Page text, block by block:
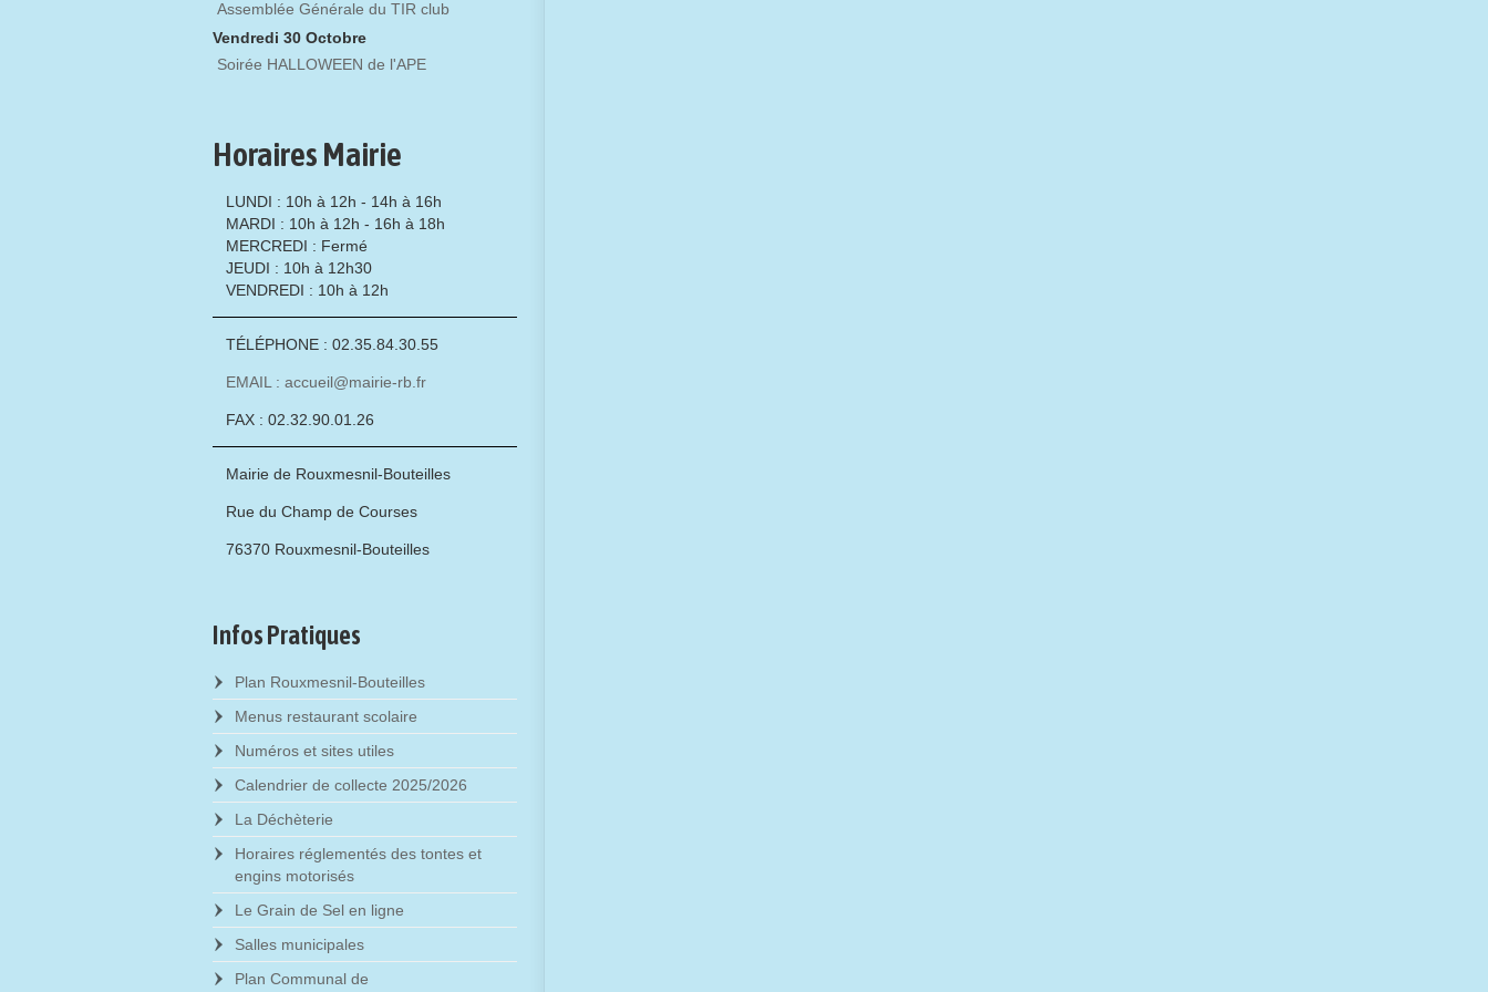
Assemblée Générale du TIR club
Vendredi 30 Octobre
Soirée HALLOWEEN de l'APE
Horaires Mairie
LUNDI : 10h à 12h - 14h à 16h
MARDI : 10h à 12h - 16h à 18h
MERCREDI : Fermé
JEUDI : 10h à 12h30
VENDREDI : 10h à 12h
TÉLÉPHONE : 02.35.84.30.55
EMAIL : accueil@mairie-rb.fr
FAX : 02.32.90.01.26
Mairie de Rouxmesnil-Bouteilles
Rue du Champ de Courses
76370 Rouxmesnil-Bouteilles
Infos Pratiques
Plan Rouxmesnil-Bouteilles
Menus restaurant scolaire
Numéros et sites utiles
Calendrier de collecte 2025/2026
La Déchèterie
Horaires réglementés des tontes et
engins motorisés
Le Grain de Sel en ligne
Salles municipales
Plan Communal de